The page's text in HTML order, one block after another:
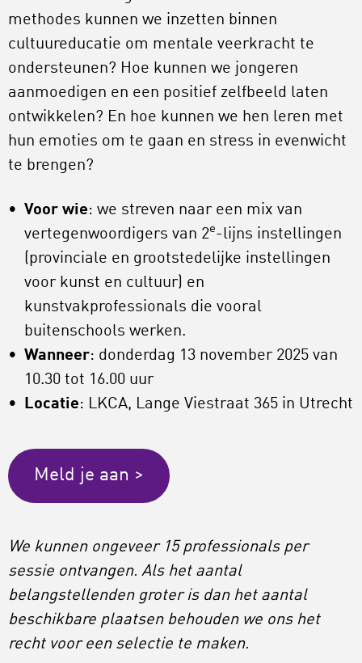
methodes kunnen we inzetten binnen
cultuureducatie om mentale veerkracht te
ondersteunen? Hoe kunnen we jongeren
aanmoedigen en een positief zelfbeeld laten
ontwikkelen? En hoe kunnen we hen leren met
hun emoties om te gaan en stress in evenwicht
te brengen?
Voor wie: we streven naar een mix van
vertegenwoordigers van 2e-lijns instellingen
(provinciale en grootstedelijke instellingen
voor kunst en cultuur) en
kunstvakprofessionals die vooral
buitenschools werken.
Wanneer: donderdag 13 november 2025 van
10.30 tot 16.00 uur
Locatie: LKCA, Lange Viestraat 365 in Utrecht
Meld je aan >
We kunnen ongeveer 15 professionals per
sessie ontvangen. Als het aantal
belangstellenden groter is dan het aantal
beschikbare plaatsen behouden we ons het
recht voor een selectie te maken.